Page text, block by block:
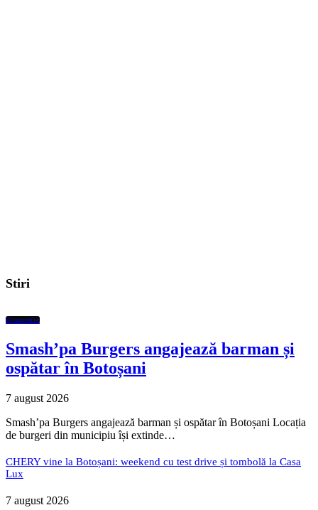
Stiri
Economic
Smash’pa Burgers angajează barman și
ospătar în Botoșani
7 august 2026
Smash’pa Burgers angajează barman și ospătar în Botoșani Locația
de burgeri din municipiu își extinde…
CHERY vine la Botoșani: weekend cu test drive și tombolă la Casa
Lux
7 august 2026